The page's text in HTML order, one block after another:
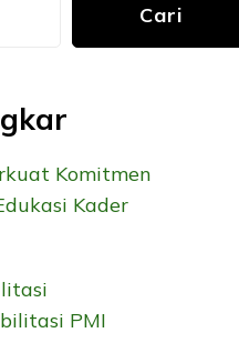
Cari
Komitmen
Kader
PMI